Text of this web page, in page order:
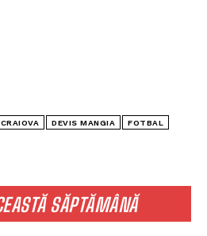
SĂPTĂMÂNĂ
DEVIS MANGIA FOTBAL